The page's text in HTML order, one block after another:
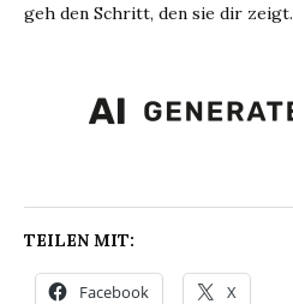
geh den Schritt, den sie dir zeigt.
TEILEN MIT:
Facebook X